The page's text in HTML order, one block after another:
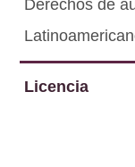
Derechos de
Licencia